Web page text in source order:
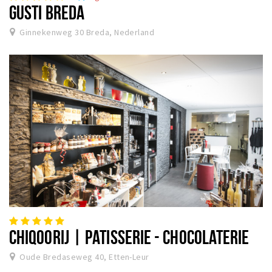
GUSTI BREDA
Ginnekenweg 30 Breda, Nederland
CHIQOORIJ | PATISSERIE - CHOCOLATERIE
Oude Bredaseweg 40, Etten-Leur